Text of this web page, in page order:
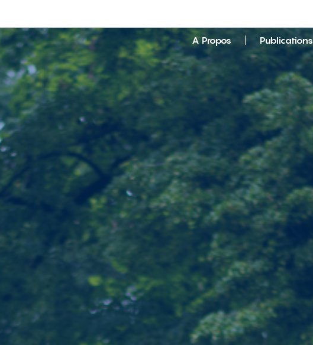
A Propos Publications